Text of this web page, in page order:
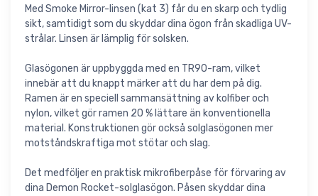
Med Smoke Mirror-linsen (kat 3) får du en skarp och tydlig
sikt, samtidigt som du skyddar dina ögon från skadliga UV-
strålar. Linsen är lämplig för solsken.
Glasögonen är uppbyggda med en TR90-ram, vilket
innebär att du knappt märker att du har dem på dig.
Ramen är en speciell sammansättning av kolfiber och
nylon, vilket gör ramen 20 % lättare än konventionella
material. Konstruktionen gör också solglasögonen mer
motståndskraftiga mot stötar och slag.
Det medföljer en praktisk mikrofiberpåse för förvaring av
dina Demon Rocket-solglasögon. Påsen skyddar dina